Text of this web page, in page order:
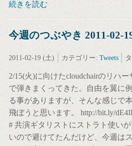
続きを読む
今週のつぶやき 2011-02-
2011-02-19 (土) カテゴリー: Tweets
2/15(火)に向けたcloudchairのリハー
で弾きまくってきた。自由を翼に
る事がありますが、そんな感じで
飛ぼうと思います。 http://bit.ly/
# 共演ギタリストにストラト使いが
いので避けてたんだけど、今週は